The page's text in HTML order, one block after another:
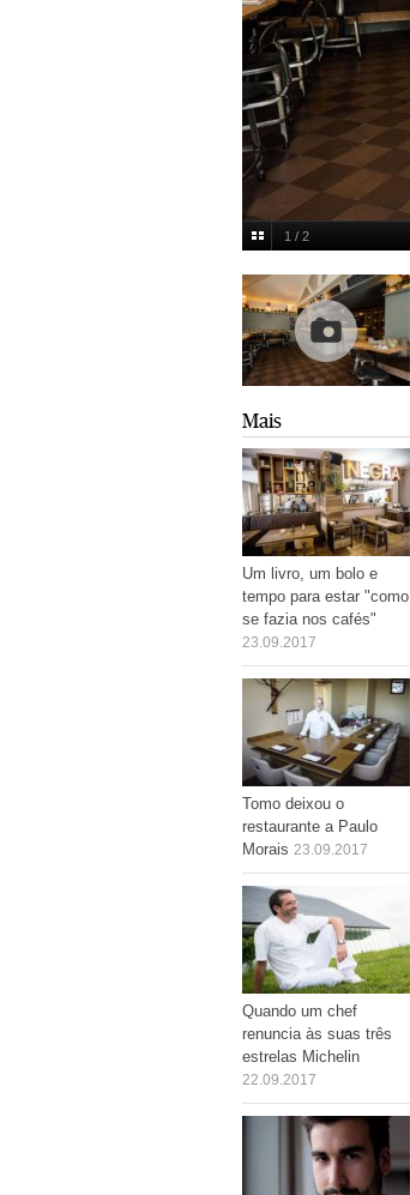
Diogo Baptista
1 / 2
Multimedia
Mais
Um livro, um bolo e
tempo para estar "como
se fazia nos cafés"
23.09.2017
Tomo deixou o
restaurante a Paulo
Morais 23.09.2017
Quando um chef
renuncia às suas três
estrelas Michelin
22.09.2017